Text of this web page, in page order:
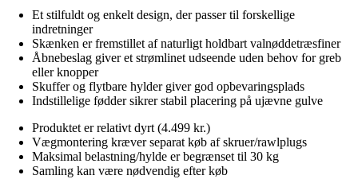
Et stilfuldt og enkelt design, der passer til forskellige
indretninger
Skænken er fremstillet af naturligt holdbart valnøddetræsfiner
Åbnebeslag giver et strømlinet udseende uden behov for greb
eller knopper
Skuffer og flytbare hylder giver god opbevaringsplads
Indstillelige fødder sikrer stabil placering på ujævne gulve
Produktet er relativt dyrt (4.499 kr.)
Vægmontering kræver separat køb af skruer/rawlplugs
Maksimal belastning/hylde er begrænset til 30 kg
Samling kan være nødvendig efter køb